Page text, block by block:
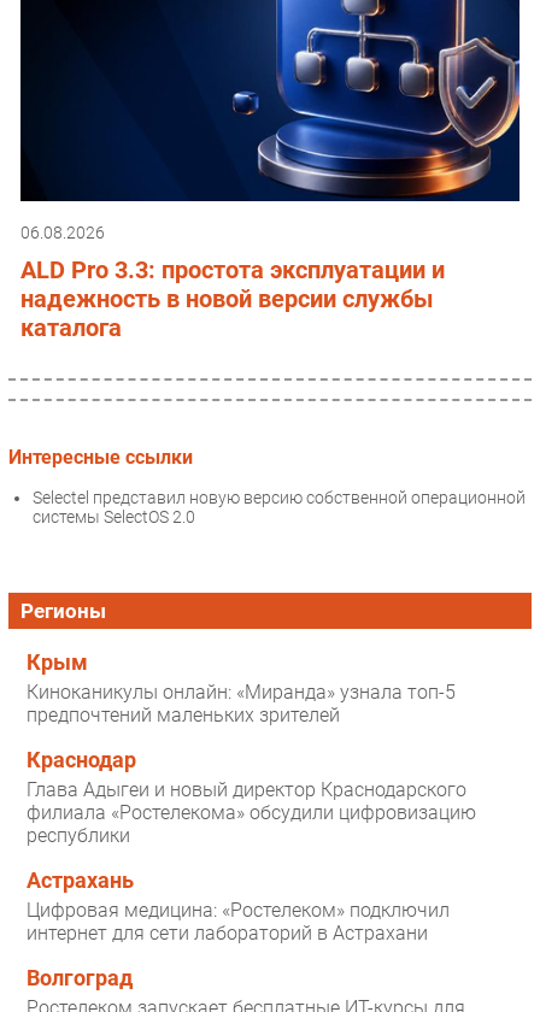
06.08.2026
ALD Pro 3.3: простота эксплуатации и
надежность в новой версии службы
каталога
Интересные ссылки
Selectel представил новую версию собственной операционной
системы SelectOS 2.0
Регионы
Крым
Киноканикулы онлайн: «Миранда» узнала топ-5
предпочтений маленьких зрителей
Краснодар
Глава Адыгеи и новый директор Краснодарского
филиала «Ростелекома» обсудили цифровизацию
республики
Астрахань
Цифровая медицина: «Ростелеком» подключил
интернет для сети лабораторий в Астрахани
Волгоград